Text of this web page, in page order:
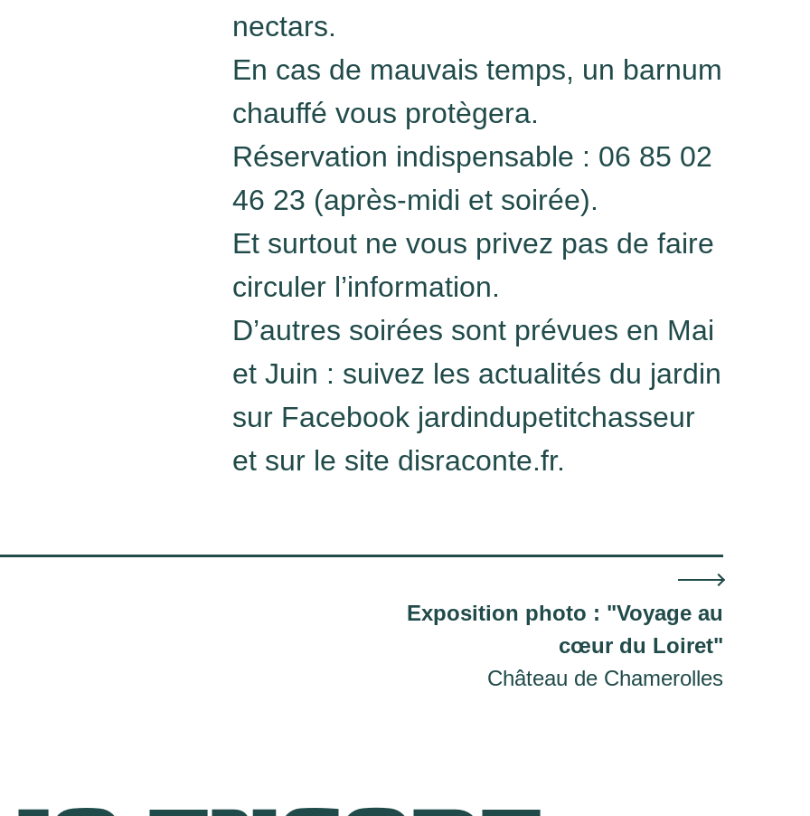
nectars.
En cas de mauvais temps, un barnum
chauffé vous protègera.
Réservation indispensable : 06 85 02
46 23 (après-midi et soirée).
Et surtout ne vous privez pas de faire
circuler l’information.
D’autres soirées sont prévues en Mai
et Juin : suivez les actualités du jardin
sur Facebook jardindupetitchasseur
et sur le site disraconte.fr.
Exposition photo : "Voyage au
cœur du Loiret"
Château de Chamerolles